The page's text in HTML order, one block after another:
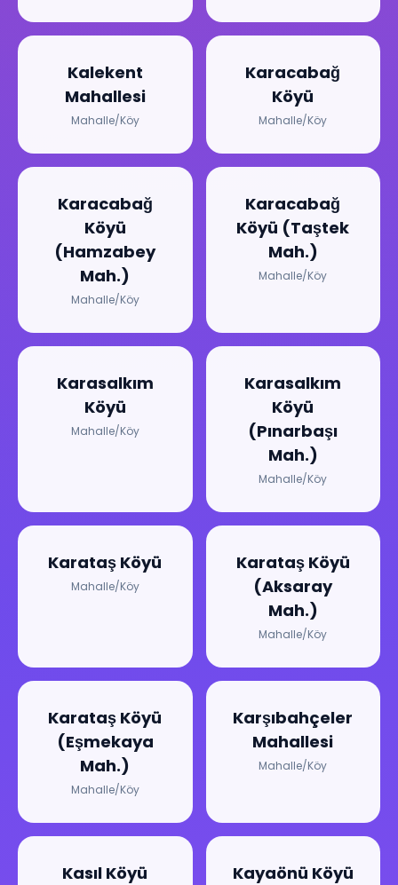
Kalekent
Mahallesi
Mahalle/Köy
Karacabağ
Köyü
Mahalle/Köy
Karacabağ
Köyü
(Hamzabey
Mah.)
Mahalle/Köy
Karacabağ
Köyü (Taştek
Mah.)
Mahalle/Köy
Karasalkım
Köyü
Mahalle/Köy
Karasalkım
Köyü
(Pınarbaşı
Mah.)
Mahalle/Köy
Karataş Köyü
Mahalle/Köy
Karataş Köyü
(Aksaray
Mah.)
Mahalle/Köy
Karataş Köyü
(Eşmekaya
Mah.)
Mahalle/Köy
Karşıbahçeler
Mahallesi
Mahalle/Köy
Kasıl Köyü Kayaönü Köyü